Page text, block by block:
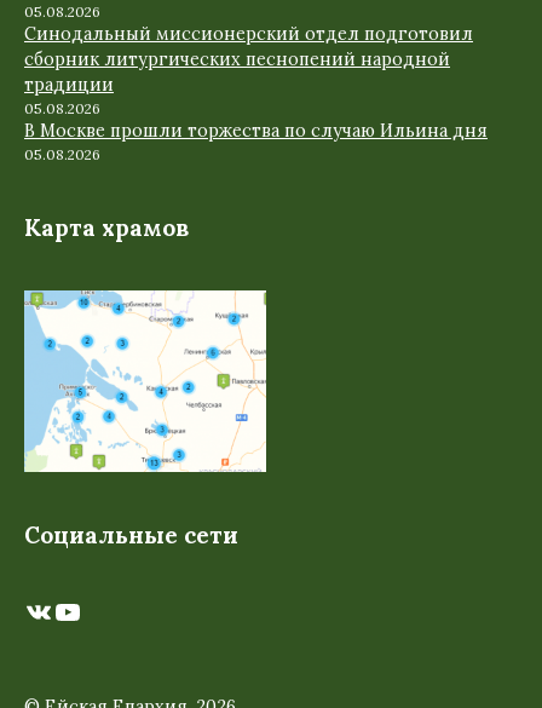
05.08.2026
Синодальный миссионерский отдел подготовил
сборник литургических песнопений народной
традиции
05.08.2026
В Москве прошли торжества по случаю Ильина дня
05.08.2026
Карта храмов
Социальные сети
ВКонтакте
YouTube